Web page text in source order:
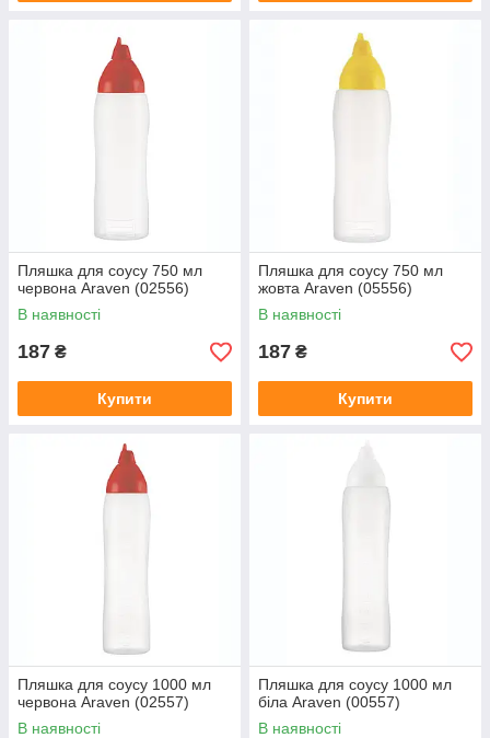
Пляшка для соусу 750 мл
червона Araven (02556)
В наявності
187 ₴
Купити
Пляшка для соусу 750 мл
жовта Araven (05556)
В наявності
187 ₴
Купити
Пляшка для соусу 1000 мл
червона Araven (02557)
В наявності
Пляшка для соусу 1000 мл
біла Araven (00557)
В наявності